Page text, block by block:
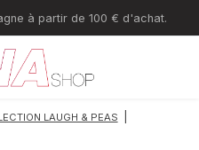
à partir de 100 € d'achat.
LAUGH & PEAS